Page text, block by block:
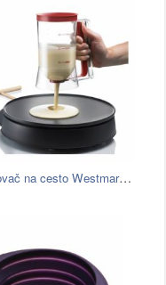
Dávkovač na cesto Westmark Portion